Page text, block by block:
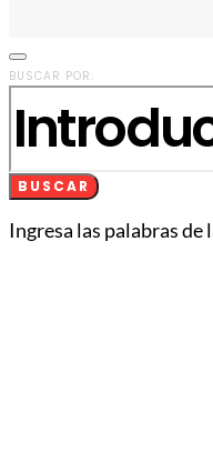
BUSCAR POR:
BUSCAR
Ingresa las palabras de